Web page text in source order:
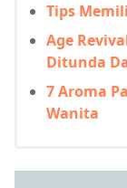
Tips
Age
Ditunda
7 Aroma
Wanita